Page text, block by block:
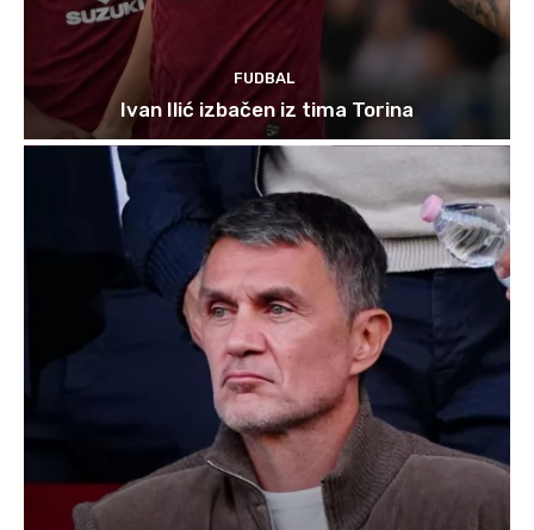
FUDBAL
Ivan Ilić izbačen iz tima Torina